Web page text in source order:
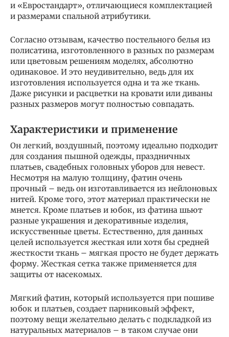
и «Евростандарт», отличающиеся комплектацией
и размерами спальной атрибутики.
Согласно отзывам, качество постельного белья из
полисатина, изготовленного в разных по размерам
или цветовым решениям моделях, абсолютно
одинаковое. И это неудивительно, ведь для их
изготовления используется одна и та же ткань.
Даже рисунки и расцветки на кровати или диваны
разных размеров могут полностью совпадать.
Характеристики и применение
Он легкий, воздушный, поэтому идеально подходит
для создания пышной одежды, праздничных
платьев, свадебных головных уборов для невест.
Несмотря на малую толщину, фатин очень
прочный – ведь он изготавливается из нейлоновых
нитей. Кроме того, этот материал практически не
мнется. Кроме платьев и юбок, из фатина шьют
разные украшения и декоративные изделия,
искусственные цветы. Естественно, для данных
целей используется жесткая или хотя бы средней
жесткости ткань – мягкая просто не будет держать
форму. Жесткая сетка также применяется для
защиты от насекомых.
Мягкий фатин, который используется при пошиве
юбок и платьев, создает парниковый эффект,
поэтому вещи желательно делать с подкладкой из
натуральных материалов – в таком случае они